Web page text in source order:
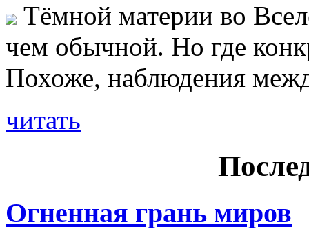
Тёмной материи во
чем обычной. Но где
Похоже, наблюдения
читать
Огненная грань миров